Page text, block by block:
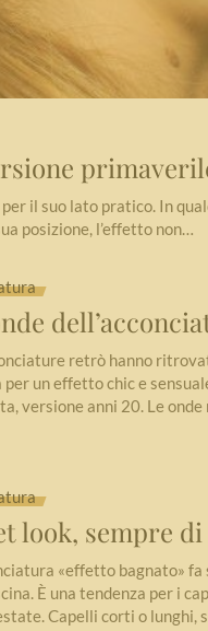
il suo lato pratico. In
posizione, l’effetto non…
retrò hanno
per un effetto chic e
versione anni 20. Le
look, sempre di
«effetto bagnato»
È una tendenza per i
Capelli corti o lunghi,